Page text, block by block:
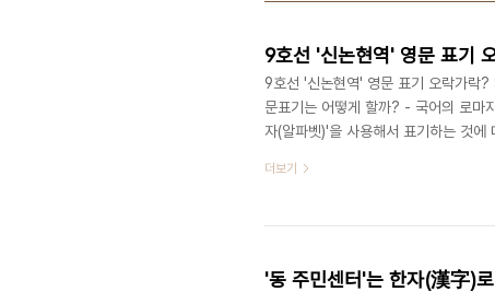
9호선 '신논현역' 영문 표기
9호선 '신논현역' 영문 표기 오락가
문표기는 어떻게 할까? - 국어의 로마
자(알파벳)'을 사용해서 표기하는 것
하면서, 알파벳 이외의 음성기호 (반
Shinch'on 이었다. (o 위에 반달 표시
더보기
'동 주민센터'는 한자(漢字)